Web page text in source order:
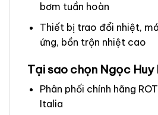
bơm tuần hoàn
Thiết bị trao đổi nhiệt,
ứng, bồn trộn nhiệt cao
Tại sao chọn Ngọc Huy
Phân phối chính hãng
Italia